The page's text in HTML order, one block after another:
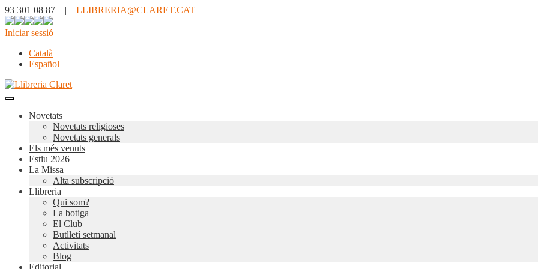
93 301 08 87 | LLIBRERIA@CLARET.CAT
Iniciar sessió
Català
Español
Novetats
Novetats religioses
Novetats generals
Els més venuts
Estiu 2026
La Missa
Alta subscripció
Llibreria
Qui som?
La botiga
El Club
Butlletí setmanal
Activitats
Blog
Editorial